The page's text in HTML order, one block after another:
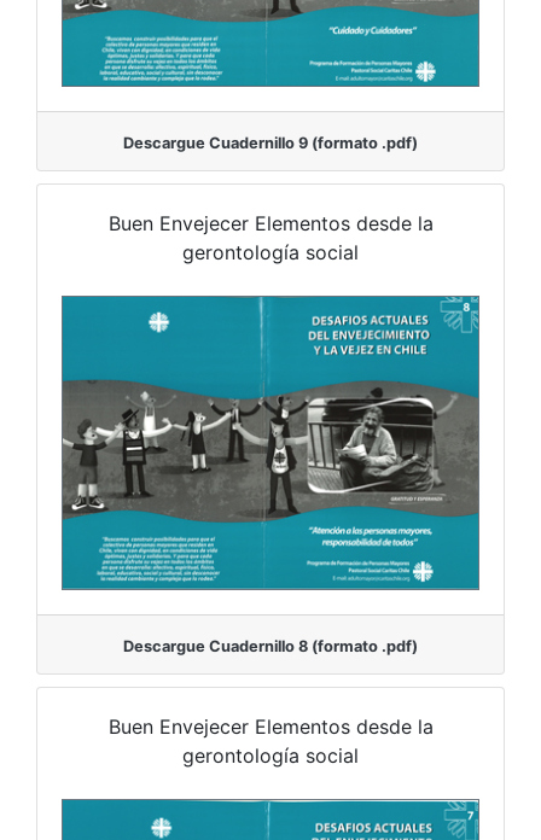
Descargue Cuadernillo 9 (formato .pdf)
Buen Envejecer Elementos desde la
gerontología social
Descargue Cuadernillo 8 (formato .pdf)
Buen Envejecer Elementos desde la
gerontología social